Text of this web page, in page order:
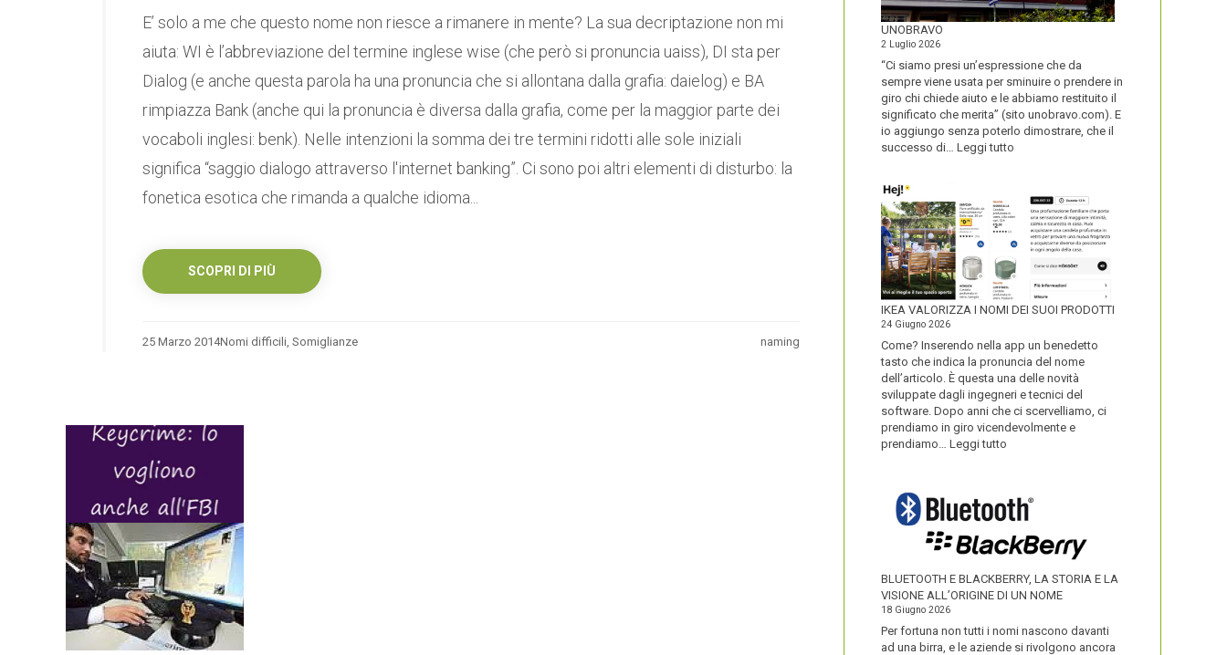
E’ solo a me che questo nome non riesce a rimanere in mente? La sua decriptazione non mi
aiuta: WI è l’abbreviazione del termine inglese wise (che però si pronuncia uaiss), DI sta per
Dialog (e anche questa parola ha una pronuncia che si allontana dalla grafia: daielog) e BA
rimpiazza Bank (anche qui la pronuncia è diversa dalla grafia, come per la maggior parte dei
vocaboli inglesi: benk). Nelle intenzioni la somma dei tre termini ridotti alle sole iniziali
significa “saggio dialogo attraverso l'internet banking”. Ci sono poi altri elementi di disturbo: la
fonetica esotica che rimanda a qualche idioma...
SCOPRI DI PIÙ
25 Marzo 2014 naming
Nomi difficili, Somiglianze
UNOBRAVO
2 Luglio 2026
“Ci siamo presi un’espressione che da
sempre viene usata per sminuire o prendere in
giro chi chiede aiuto e le abbiamo restituito il
significato che merita” (sito unobravo.com). E
io aggiungo senza poterlo dimostrare, che il
successo di… Leggi tutto
IKEA VALORIZZA I NOMI DEI SUOI PRODOTTI
24 Giugno 2026
Come? Inserendo nella app un benedetto
tasto che indica la pronuncia del nome
dell’articolo. È questa una delle novità
sviluppate dagli ingegneri e tecnici del
software. Dopo anni che ci scervelliamo, ci
prendiamo in giro vicendevolmente e
prendiamo… Leggi tutto
NOMI
DEI
SUOI
PRODOTTI
BLUETOOTH E BLACKBERRY, LA STORIA E LA
VISIONE ALL’ORIGINE DI UN NOME
18 Giugno 2026
Per fortuna non tutti i nomi nascono davanti
ad una birra, e le aziende si rivolgono ancora